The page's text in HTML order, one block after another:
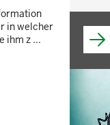
in welcher
ihm z ...